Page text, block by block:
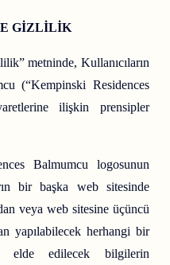
GİZLİLİK
metninde, Kullanıcıların
(“Kempinski Residences
ilişkin prensipler
Balmumcu logosunun
bir başka web sitesinde
veya web sitesine üçüncü
yapılabilecek herhangi bir
elde edilecek bilgilerin